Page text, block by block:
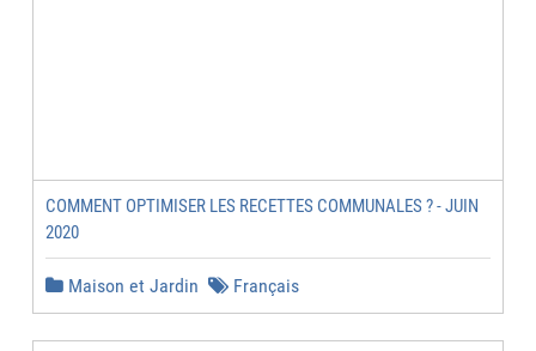
COMMENT OPTIMISER LES RECETTES COMMUNALES ? - JUIN
2020
Maison et Jardin Français